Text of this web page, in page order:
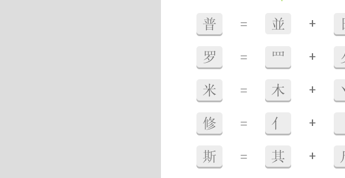
普 = 並 +
罗 = 罒 +
米 = 木 +
修 = 亻 +
斯 = 其 +